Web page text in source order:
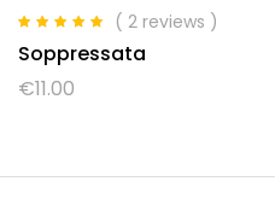
5.00
( 2 reviews )
Soppressata
€11.00